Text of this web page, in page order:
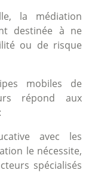
la médiation
destinée à ne
ou de risque
mobiles de
répond aux
avec les
le nécessite,
spécialisés